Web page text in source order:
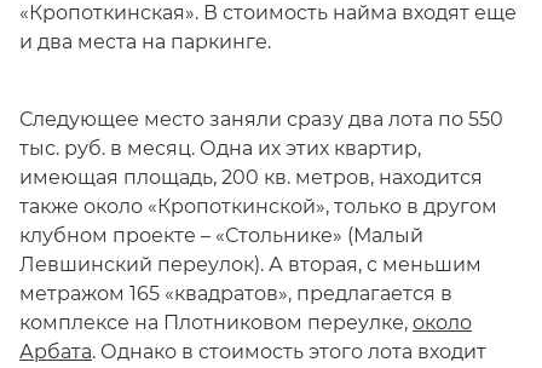
«Кропоткинская». В стоимость найма входят еще
и два места на паркинге.
Следующее место заняли сразу два лота по 550
тыс. руб. в месяц. Одна их этих квартир,
имеющая площадь, 200 кв. метров, находится
также около «Кропоткинской», только в другом
клубном проекте – «Стольнике» (Малый
Левшинский переулок). А вторая, с меньшим
метражом 165 «квадратов», предлагается в
комплексе на Плотниковом переулке, около
Арбата. Однако в стоимость этого лота входит